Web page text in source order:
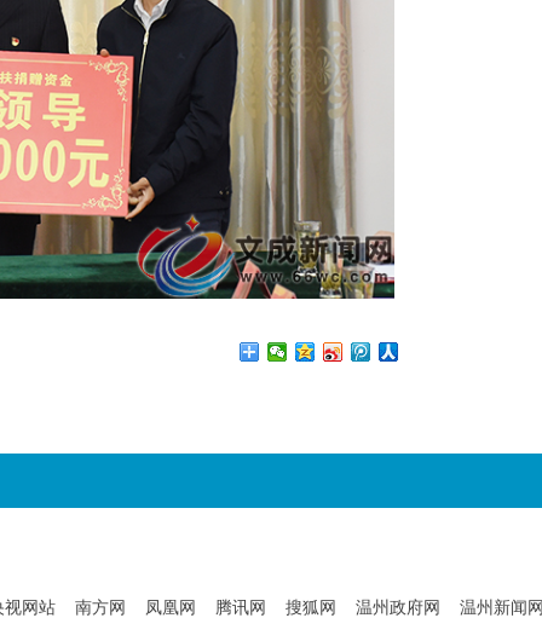
视网站 南方网 凤凰网 腾讯网 搜狐网 温州政府网 温州新闻网